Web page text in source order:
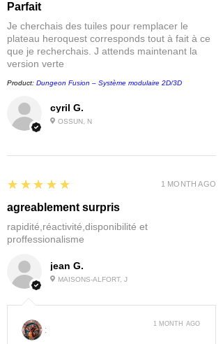
cyril G.
OSSUN, N
Parfait
Je cherchais des tuiles pour remplacer le
plateau heroquest corresponds tout à fait à ce
que je recherchais. J attends maintenant la
version verte
Product: Dungeon Fusion – Système modulaire 2D/3D
jean G.
MAISONS-ALFORT, J
5
★★★★★
agreablement surpris
rapidité,réactivité,disponibilité et
proffessionalisme
1 MONTH AGO
:
1 MONTH AGO